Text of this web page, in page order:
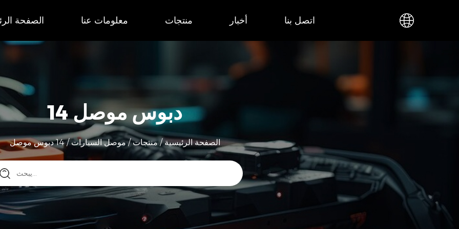
الصفحة معلومات عنا منتجات أخبار اتصل بنا
14 دبوس موصل
الصفحة الرئيسية/منتجات/موصل السيارات/14 دبوس موصل